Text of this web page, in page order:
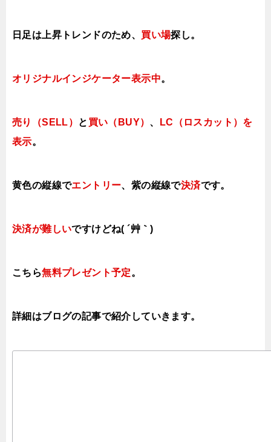
日足は上昇トレンドのため、 買い場探し。
オリジナルインジケーター表示中。
売り（SELL） と 買い（BUY） 、
LC（ロスカット）を
表示。
黄色の縦線でエントリー、紫の縦線で決済です。
決済が難しいですけどね( ´艸｀)
こちら無料プレゼント予定。
詳細はブログの記事で紹介していきます。